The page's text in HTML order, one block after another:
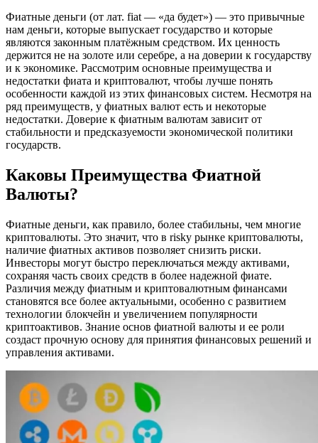
Фиатные деньги (от лат. fiat — «да будет») — это привычные
нам деньги, которые выпускает государство и которые
являются законным платёжным средством. Их ценность
держится не на золоте или серебре, а на доверии к государству
и к экономике. Рассмотрим основные преимущества и
недостатки фиата и криптовалют, чтобы лучше понять
особенности каждой из этих финансовых систем. Несмотря на
ряд преимуществ, у фиатных валют есть и некоторые
недостатки. Доверие к фиатным валютам зависит от
стабильности и предсказуемости экономической политики
государств.
Каковы Преимущества Фиатной
Валюты?
Фиатные деньги, как правило, более стабильны, чем многие
криптовалюты. Это значит, что в risky рынке криптовалюты,
наличие фиатных активов позволяет снизить риски.
Инвесторы могут быстро переключаться между активами,
сохраняя часть своих средств в более надежной фиате.
Различия между фиатным и криптовалютным финансами
становятся все более актуальными, особенно с развитием
технологии блокчейн и увеличением популярности
криптоактивов. Знание основ фиатной валюты и ее роли
создаст прочную основу для принятия финансовых решений и
управления активами.